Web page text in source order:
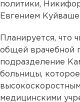
политики,
Евгением
Планируется, что
общей врачебной
подразделение
больницы,
медицинскими